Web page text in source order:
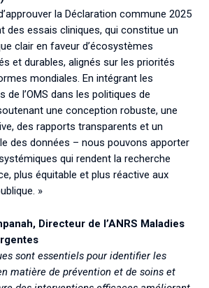
la Déclaration commune 2025
des essais cliniques, qui constitue un
clair en faveur d’écosystèmes
et durables, alignés sur les priorités
mondiales. En intégrant les
de l’OMS dans les politiques de
une conception robuste, une
des rapports transparents et un
des données – nous pouvons apporter
qui rendent la recherche
plus équitable et plus réactive aux
»
Directeur de l’ANRS Maladies
sont essentiels pour identifier les
matière de prévention et de soins et